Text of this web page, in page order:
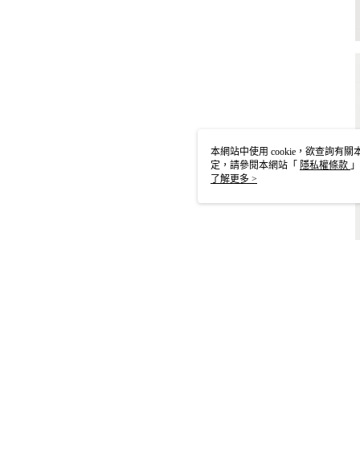
本網站中使用 cookie，欲查詢有關
定，請參閱本網站「 隱私權條款
cookie。
了解更多 >